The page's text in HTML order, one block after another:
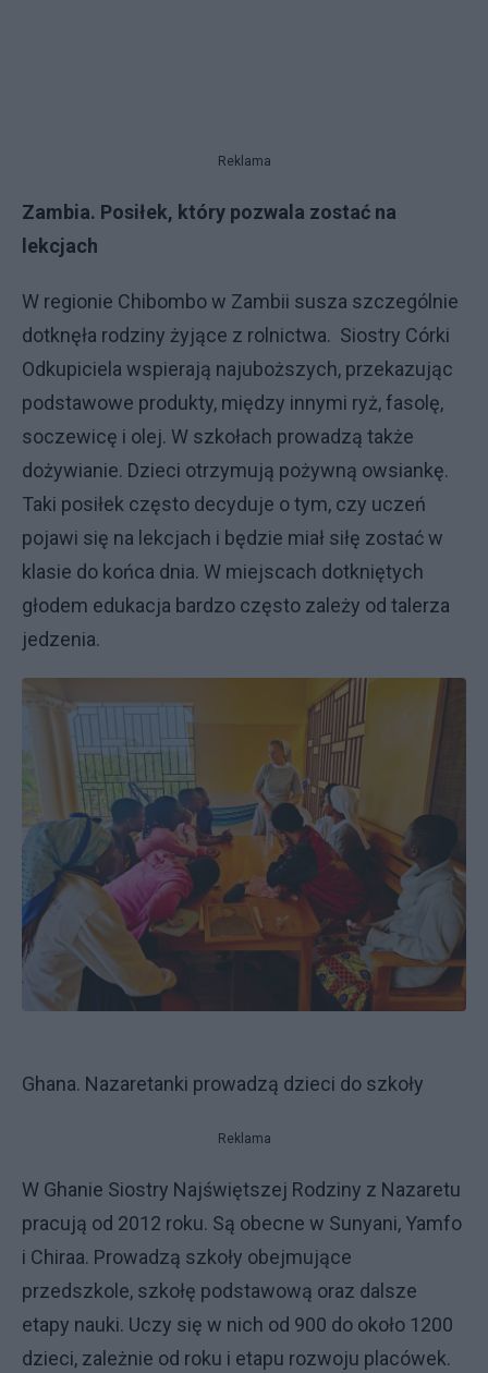
Reklama
Zambia. Posiłek, który pozwala zostać na
lekcjach
W regionie Chibombo w Zambii susza szczególnie
dotknęła rodziny żyjące z rolnictwa. Siostry Córki
Odkupiciela wspierają najuboższych, przekazując
podstawowe produkty, między innymi ryż, fasolę,
soczewicę i olej. W szkołach prowadzą także
dożywianie. Dzieci otrzymują pożywną owsiankę.
Taki posiłek często decyduje o tym, czy uczeń
pojawi się na lekcjach i będzie miał siłę zostać w
klasie do końca dnia. W miejscach dotkniętych
głodem edukacja bardzo często zależy od talerza
jedzenia.
Ghana. Nazaretanki prowadzą dzieci do szkoły
Reklama
W Ghanie Siostry Najświętszej Rodziny z Nazaretu
pracują od 2012 roku. Są obecne w Sunyani, Yamfo
i Chiraa. Prowadzą szkoły obejmujące
przedszkole, szkołę podstawową oraz dalsze
etapy nauki. Uczy się w nich od 900 do około 1200
dzieci, zależnie od roku i etapu rozwoju placówek.